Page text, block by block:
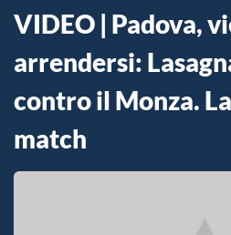
VIDEO | Padova,
arrendersi:
contro il Monza.
match